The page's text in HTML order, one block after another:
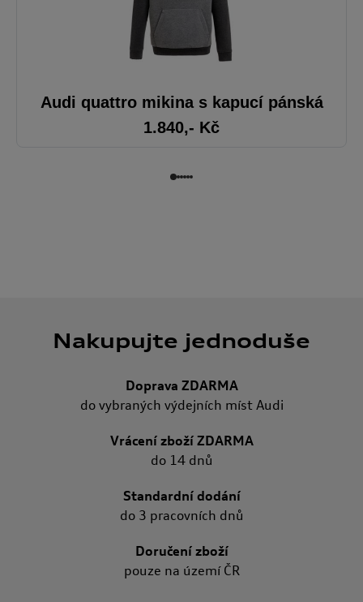
Audi quattro mikina s kapucí pánská
1.840,- Kč
Nakupujte jednoduše
Doprava ZDARMA
do vybraných výdejních míst Audi
Vrácení zboží ZDARMA
do 14 dnů
Standardní dodání
do 3 pracovních dnů
Doručení zboží
pouze na území ČR